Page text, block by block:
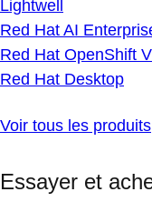
Lightwell
Red Hat AI
Red Hat OpenShift
Red Hat Desktop
Voir tous les produits
Essayer et